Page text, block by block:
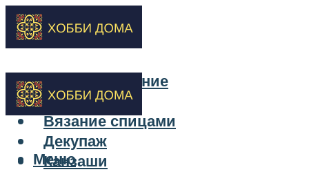
Бисероплетение
Вышивка
Вязание спицами
Декупаж
Канзаши
Меню